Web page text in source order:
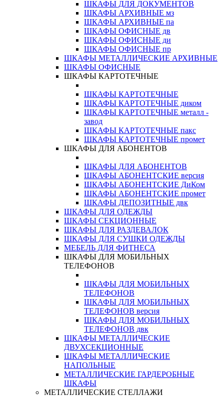
ШКАФЫ ДЛЯ ДОКУМЕНТОВ
ШКАФЫ АРХИВНЫЕ мз
ШКАФЫ АРХИВНЫЕ па
ШКАФЫ ОФИСНЫЕ дв
ШКАФЫ ОФИСНЫЕ ди
ШКАФЫ ОФИСНЫЕ пр
ШКАФЫ МЕТАЛЛИЧЕСКИЕ АРХИВНЫЕ
ШКАФЫ ОФИСНЫЕ
ШКАФЫ КАРТОТЕЧНЫЕ
ШКАФЫ КАРТОТЕЧНЫЕ
ШКАФЫ КАРТОТЕЧНЫЕ диком
ШКАФЫ КАРТОТЕЧНЫЕ металл -
завод
ШКАФЫ КАРТОТЕЧНЫЕ пакс
ШКАФЫ КАРТОТЕЧНЫЕ промет
ШКАФЫ ДЛЯ АБОНЕНТОВ
ШКАФЫ ДЛЯ АБОНЕНТОВ
ШКАФЫ АБОНЕНТСКИЕ версия
ШКАФЫ АБОНЕНТСКИЕ ДиКом
ШКАФЫ АБОНЕНТСКИЕ промет
ШКАФЫ ДЕПОЗИТНЫЕ двк
ШКАФЫ ДЛЯ ОДЕЖДЫ
ШКАФЫ СЕКЦИОННЫЕ
ШКАФЫ ДЛЯ РАЗДЕВАЛОК
ШКАФЫ ДЛЯ СУШКИ ОДЕЖДЫ
МЕБЕЛЬ ДЛЯ ФИТНЕСА
ШКАФЫ ДЛЯ МОБИЛЬНЫХ
ТЕЛЕФОНОВ
ШКАФЫ ДЛЯ МОБИЛЬНЫХ
ТЕЛЕФОНОВ
ШКАФЫ ДЛЯ МОБИЛЬНЫХ
ТЕЛЕФОНОВ версия
ШКАФЫ ДЛЯ МОБИЛЬНЫХ
ТЕЛЕФОНОВ двк
ШКАФЫ МЕТАЛЛИЧЕСКИЕ
ДВУХСЕКЦИОННЫЕ
ШКАФЫ МЕТАЛЛИЧЕСКИЕ
НАПОЛЬНЫЕ
МЕТАЛЛИЧЕСКИЕ ГАРДЕРОБНЫЕ
ШКАФЫ
МЕТАЛЛИЧЕСКИЕ СТЕЛЛАЖИ